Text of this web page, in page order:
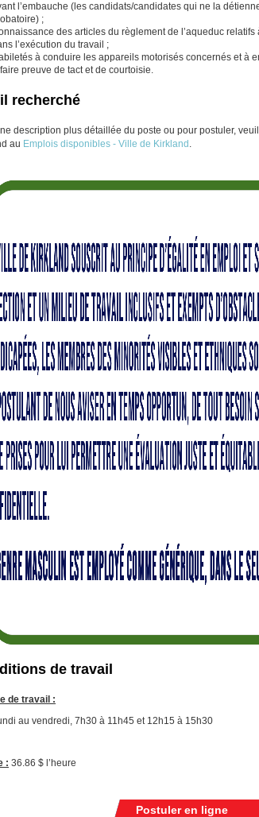
l’embauche (les candidats/candidates qui ne la
;
des articles du règlement de l’aqueduc
l’exécution du travail ;
à conduire les appareils motorisés concernés et à
preuve de tact et de courtoisie.
recherché
description plus détaillée du poste ou pour postuler,
au Emplois disponibles - Ville de Kirkland .
de travail
de travail :
au vendredi, 7h30 à 11h45 et 12h15 à 15h30
: 36.86 $ l’heure
Postuler en ligne